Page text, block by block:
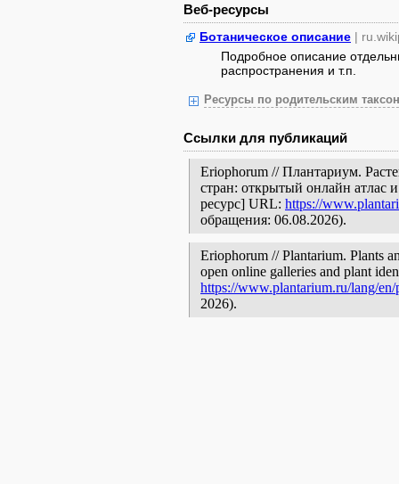
Веб-ресурсы
Ботаническое описание |
Подробное описание
распространения и т.п.
Ресурсы по родительским
Ссылки для публикаций
Eriophorum // Плантариум.
стран: открытый онлайн атлас
ресурс] URL: https://
обращения: 06.08.2026).
Eriophorum // Plantarium. Plants
open online galleries and plant
https://www.plantarium.ru/lang/
2026).